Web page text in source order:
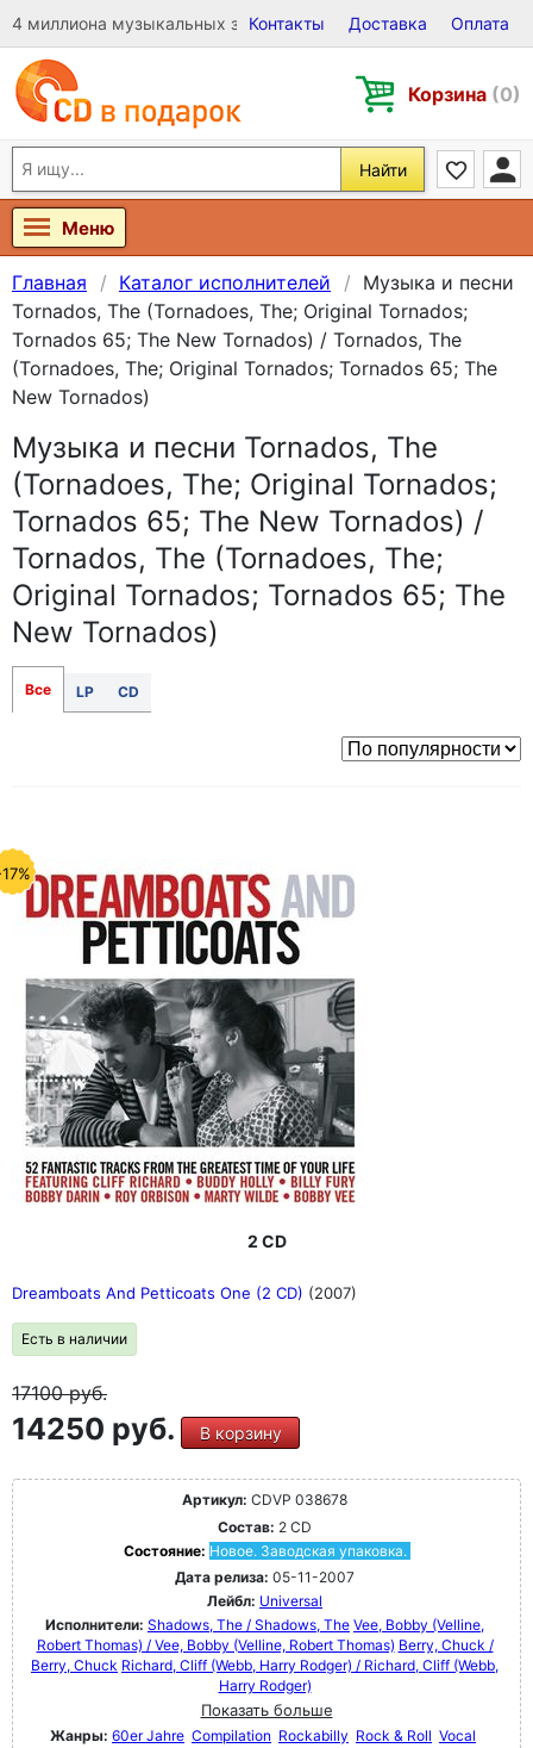
4 миллиона музыкальных записей на Виниле, CD и DVD
Контакты Доставка Оплата
Корзина (0)
Найти
Меню
Главная Каталог исполнителей
Музыка и песни
Tornados, The (Tornadoes, The; Original Tornados;
Tornados 65; The New Tornados) / Tornados, The
(Tornadoes, The; Original Tornados; Tornados 65; The
New Tornados)
Музыка и песни Tornados, The
(Tornadoes, The; Original Tornados;
Tornados 65; The New Tornados) /
Tornados, The (Tornadoes, The;
Original Tornados; Tornados 65; The
New Tornados)
Все LP CD
2 CD
Dreamboats And Petticoats One (2 CD) (2007)
Есть в наличии
17100руб.
14250 руб. В корзину
Артикул: CDVP 038678
Состав: 2 CD
Состояние: Новое. Заводская упаковка.
Дата релиза: 05-11-2007
Лейбл: Universal
Исполнители: Shadows, The / Shadows, The Vee, Bobby (Velline,
Robert Thomas) / Vee, Bobby (Velline, Robert Thomas) Berry, Chuck /
Berry, Chuck Richard, Cliff (Webb, Harry Rodger) / Richard, Cliff (Webb,
Harry Rodger)
Показать больше
Жанры: 60er Jahre Compilation Rockabilly Rock & Roll Vocal